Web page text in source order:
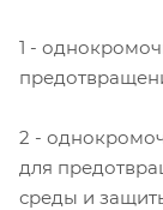
1 -
2 -
для
среды и